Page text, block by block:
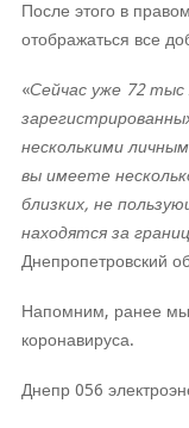
После этого в
отображаться все
«Сейчас уже 72
несколькими
вы имеете
близких, не
находятся за
Днепропетровский
Напомним, ранее мы
коронавируса.
Днепр 056